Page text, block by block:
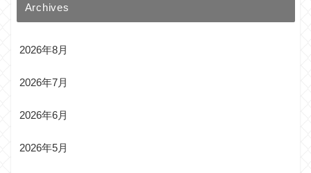
Archives
2026年8月
2026年7月
2026年6月
2026年5月